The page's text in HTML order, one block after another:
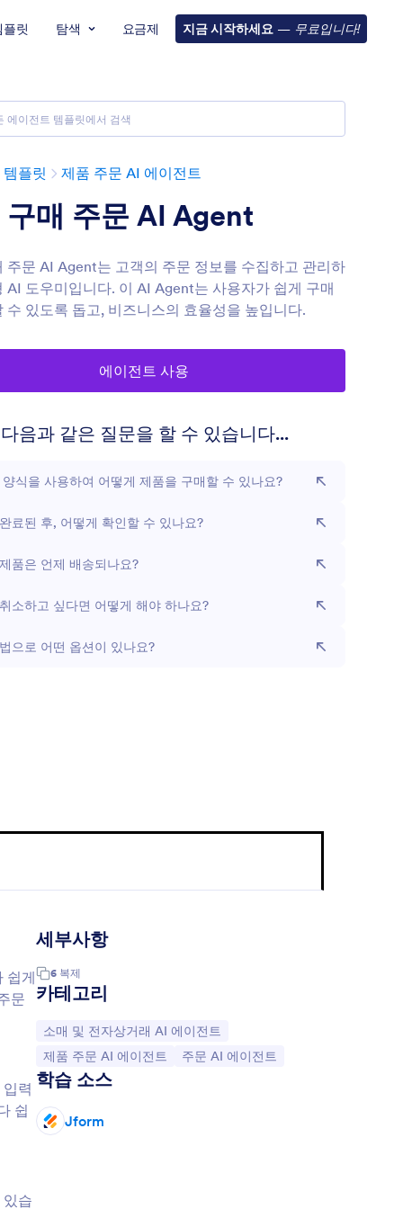
릿 탐색 요금제 지금 시작하세요 — 무료입니다!
플릿 제품 주문 AI 에이전트
구매 주문 AI Agent
주문 AI Agent는 고객의 주문 정보를 수집하고 관리하
AI 도우미입니다. 이 AI Agent는 사용자가 쉽게 구매
수 있도록 돕고, 비즈니스의 효율성을 높입니다.
에이전트 사용
음과 같은 질문을 할 수 있습니다...
식을 사용하여 어떻게 제품을 구매할 수 있나요?
료된 후, 어떻게 확인할 수 있나요?
품은 언제 배송되나요?
소하고 싶다면 어떻게 해야 하나요?
으로 어떤 옵션이 있나요?
쉽게
문
력
쉽
습
세부사항
6 복제
카테고리
카테고리로 이동:
소매 및 전자상거래 AI 에이전트
카테고리로 이동:
제품 주문 AI 에이전트 카테고리로 이동:
주문 AI 에이전트
학습 소스
Jform